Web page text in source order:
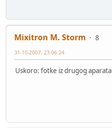
Mixitron M. Storm
8
31-10-2007, 23:06:24
Uskoro: fotke iz drugog aparata